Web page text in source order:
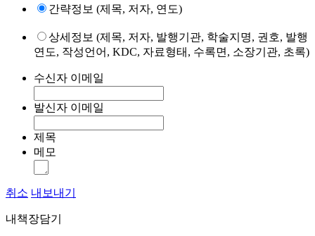
간략정보 (제목, 저자, 연도)
상세정보 (제목, 저자, 발행기관, 학술지명, 권호, 발행
연도, 작성언어, KDC, 자료형태, 수록면, 소장기관, 초록)
수신자 이메일
발신자 이메일
제목
메모
취소 내보내기
내책장담기